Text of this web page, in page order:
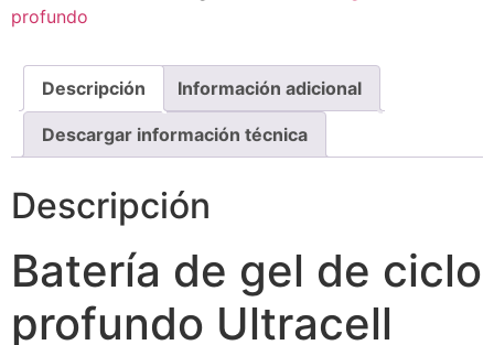
profundo
Descripción Información adicional
Descargar información técnica
Descripción
Batería de gel de ciclo
profundo Ultracell